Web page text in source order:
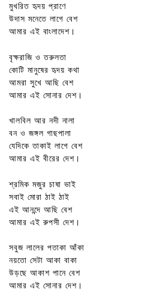
মুখরিত হৃদয় প্রাণে
উদাস মনেতে লাগে বেশ
আমার এই বাংলাদেশ।
বৃক্ষরাজি ও তরুলতা
কোটি মানুষের হৃদয় কথা
আমরা সুখে আছি বেশ
আমার এই সোনার দেশ।
খালবিল আর নদী নালা
বন ও জঙ্গল গাছপালা
যেদিকে তাকাই লাগে বেশ
আমার এই বীরের দেশ।
শ্রমিক মজুর চাষা ভাই
সবাই মোরা ঠাই ঠাই
এই আনন্দে আছি বেশ
আমার এই রুপসী দেশ।
সবুজ লালের পতাকা আঁকা
নয়তো সেটা আকা বাকা
উড়ছে আকাশ পানে বেশ
আমার এই সোনার দেশ।